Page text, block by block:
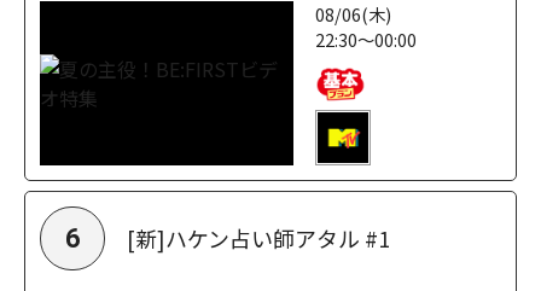
08/06(木)
22:30～00:00
6 [新]ハケン占い師アタル #1